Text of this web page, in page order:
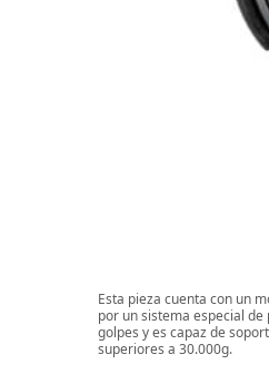
Esta pieza cuenta con un
por un sistema especial
golpes y es capaz de
superiores a 30.000g.